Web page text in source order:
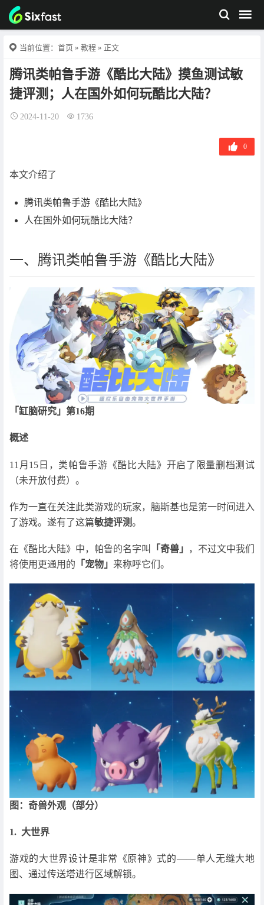
当前位置： 首页 » 教程 » 正文
腾讯类帕鲁手游《酷比大陆》摸鱼测试敏
捷评测；人在国外如何玩酷比大陆？
2024-11-20 1736
0
本文介绍了
腾讯类帕鲁手游《酷比大陆》
人在国外如何玩酷比大陆？
一、腾讯类帕鲁手游《酷比大陆》
「缸脑研究」第16期
概述
11月15日，类帕鲁手游《酷比大陆》开启了限量删档测试
（未开放付费）。
作为一直在关注此类游戏的玩家，脑斯基也是第一时间进入
了游戏。遂有了这篇敏捷评测。
在《酷比大陆》中，帕鲁的名字叫 「奇兽」
，不过文中我们
将使用更通用的 「宠物」 来称呼它们。
图：奇兽外观（部分）
1. 大世界
游戏的大世界设计是非常《原神》式的——单人无缝大地
图、通过传送塔进行区域解锁。